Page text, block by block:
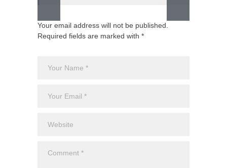
Your email address will not be published.
Required fields are marked with *